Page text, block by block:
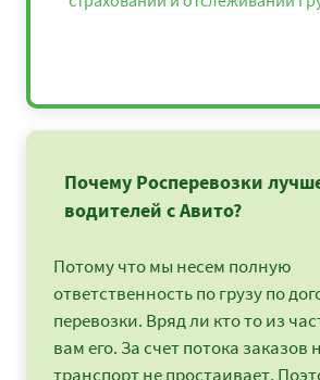
Почему Росперевозки
водителей с Авито?
Потому что мы несем полную
ответственность по грузу по
перевозки. Вряд ли кто то из
вам его. За счет потока заказов
транспорт не простаивает.